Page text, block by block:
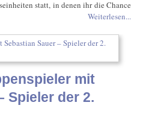
statt, in denen ihr die Chance
Weiterlesen...
mit
Spieler der 2.